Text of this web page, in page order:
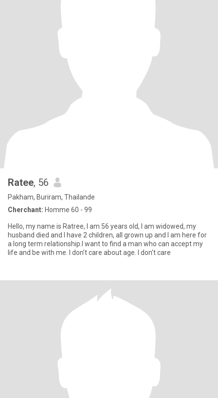
Ratee, 56
Pakham, Buriram, Thailande
Cherchant: Homme 60 - 99
Hello, my name is Ratree, I am 56 years old, I am widowed, my
husband died and I have 2 children, all grown up and I am here for
a long term relationship.I want to find a man who can accept my
life and be with me. I don't care about age. I don't care